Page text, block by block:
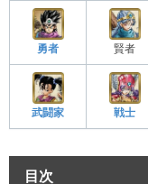
勇者 賢者
武闘家 戦士
目次